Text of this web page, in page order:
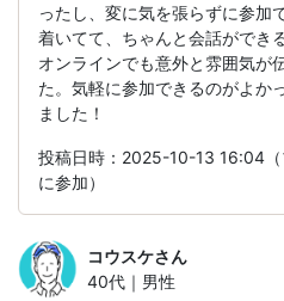
ったし、変に気を張らずに参加
着いてて、ちゃんと会話ができ
オンラインでも意外と雰囲気が
た。気軽に参加できるのがよか
ました！
投稿日時：2025-10-13 16:04（
に参加）
コウスケさん
40代｜男性